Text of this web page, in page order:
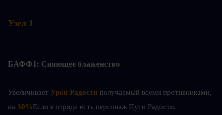
Узел 1
БАФФ1: Сияющее блаженство
Увеличивает Урон Радости получаемый всеми противниками,
на 30%Если в отряде есть персонаж Пути Радости,